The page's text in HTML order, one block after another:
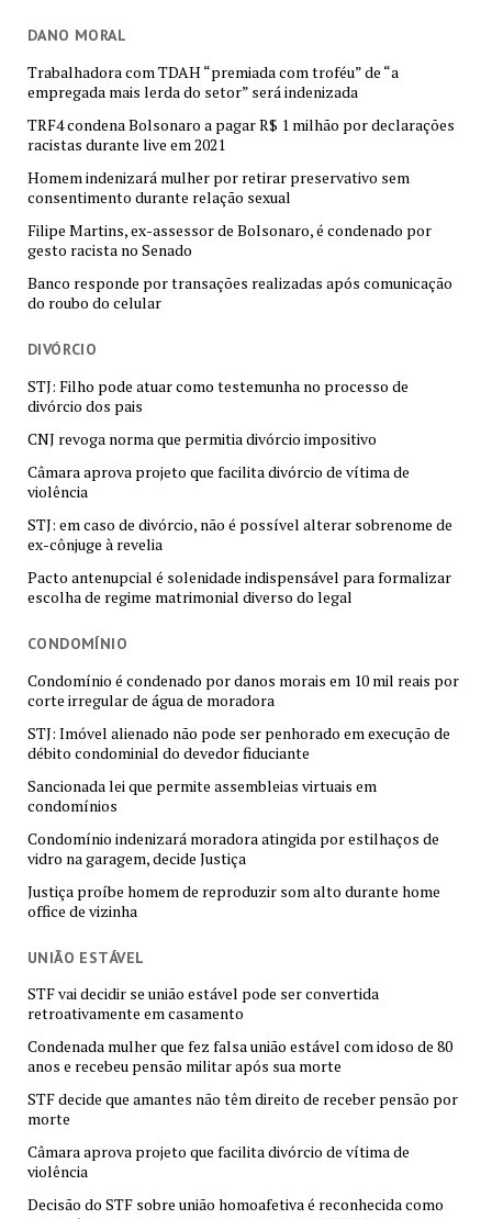
DANO MORAL
Trabalhadora com TDAH “premiada com troféu” de “a
empregada mais lerda do setor” será indenizada
TRF4 condena Bolsonaro a pagar R$ 1 milhão por declarações
racistas durante live em 2021
Homem indenizará mulher por retirar preservativo sem
consentimento durante relação sexual
Filipe Martins, ex-assessor de Bolsonaro, é condenado por
gesto racista no Senado
Banco responde por transações realizadas após comunicação
do roubo do celular
DIVÓRCIO
STJ: Filho pode atuar como testemunha no processo de
divórcio dos pais
CNJ revoga norma que permitia divórcio impositivo
Câmara aprova projeto que facilita divórcio de vítima de
violência
STJ: em caso de divórcio, não é possível alterar sobrenome de
ex-cônjuge à revelia
Pacto antenupcial é solenidade indispensável para formalizar
escolha de regime matrimonial diverso do legal
CONDOMÍNIO
Condomínio é condenado por danos morais em 10 mil reais por
corte irregular de água de moradora
STJ: Imóvel alienado não pode ser penhorado em execução de
débito condominial do devedor fiduciante
Sancionada lei que permite assembleias virtuais em
condomínios
Condomínio indenizará moradora atingida por estilhaços de
vidro na garagem, decide Justiça
Justiça proíbe homem de reproduzir som alto durante home
office de vizinha
UNIÃO ESTÁVEL
STF vai decidir se união estável pode ser convertida
retroativamente em casamento
Condenada mulher que fez falsa união estável com idoso de 80
anos e recebeu pensão militar após sua morte
STF decide que amantes não têm direito de receber pensão por
morte
Câmara aprova projeto que facilita divórcio de vítima de
violência
Decisão do STF sobre união homoafetiva é reconhecida como